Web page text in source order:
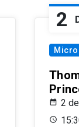
2
2